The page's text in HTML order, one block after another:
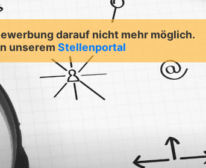
darauf nicht mehr möglich.
unserem Stellenportal